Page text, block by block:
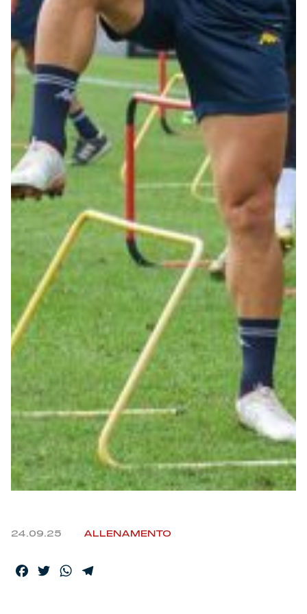
Robe di Kappa x Genoa
Vintage Collection
Red&Blue Voices
Accessori
Party
Outlet
Caffè Boasi x Genoa
Helan x Genoa
Isolani x Genoa
Gift Card Online Store
Fortissimo batte il mio cuor
24.09.25 ALLENAMENTO
Facebook
TwitterWhatsApp